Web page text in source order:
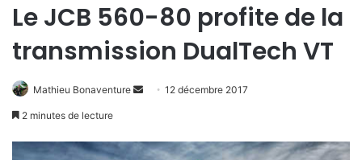
Le JCB 560-80 profite de la
transmission DualTech VT
Mathieu Bonaventure
o
12 décembre 2017
2 minutes de lecture